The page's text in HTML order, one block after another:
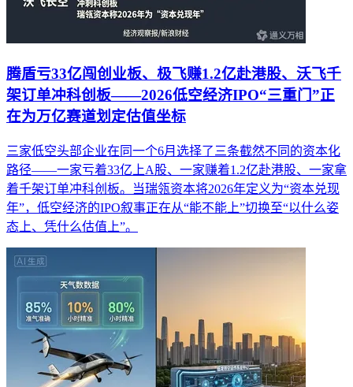
腾盾亏33亿闯创业板、极飞赚1.2亿赴港股、沃飞千
架订单冲科创板——2026低空经济IPO“三重门”正
在为万亿赛道划定估值坐标
三家低空头部企业在同一个6月选择了三条截然不同的资本化
路径——一家亏着33亿上A股、一家赚着1.2亿赴港股、一家拿
着千架订单冲科创板。当瑞瓴资本将2026年定义为“资本兑现
年”，低空经济的IPO叙事正在从“能不能上”切换至“以什么姿
态上、凭什么估值上”。